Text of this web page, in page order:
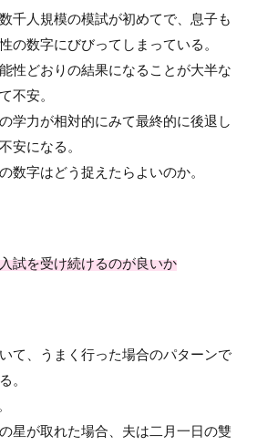
千人規模の模試が初めてで、息子も
の数字にびびってしまっている。
性どおりの結果になることが大半な
不安。
学力が相対的にみて最終的に後退し
安になる。
数字はどう捉えたらよいのか。
試を受け続けるのが良いか
て、うまく行った場合のパターンで
。
星が取れた場合、夫は二月一日の雙